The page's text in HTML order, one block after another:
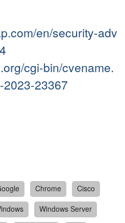
en/security-adv
cgi-bin/cvename.
23367
Chrome
Cisco
Windows Server